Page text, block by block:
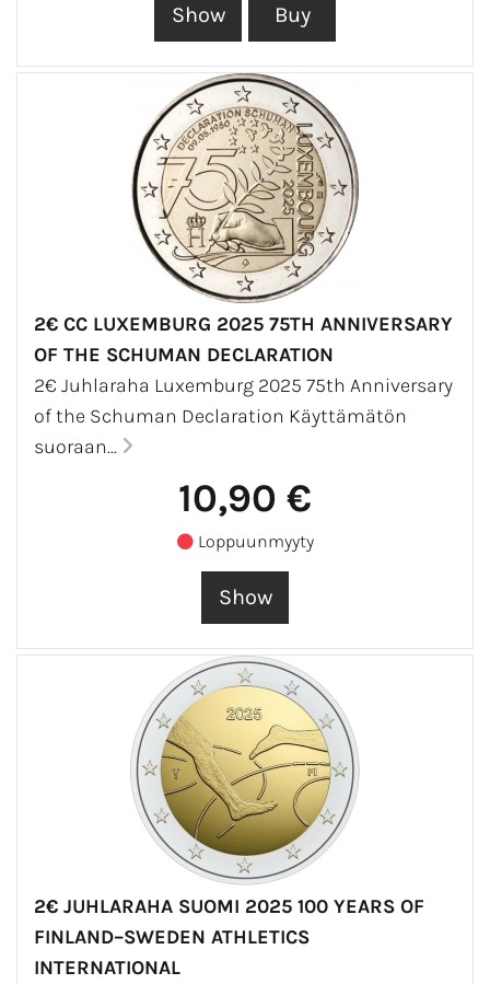
2€ CC LUXEMBURG 2025 75TH ANNIVERSARY
OF THE SCHUMAN DECLARATION
2€ Juhlaraha Luxemburg 2025 75th Anniversary
of the Schuman Declaration Käyttämätön
suoraan...
10,90 €
Loppuunmyyty
2€ JUHLARAHA SUOMI 2025 100 YEARS OF
FINLAND–SWEDEN ATHLETICS
INTERNATIONAL